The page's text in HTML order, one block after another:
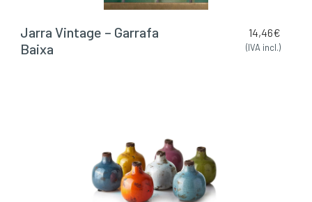
Jarra Vintage – Garrafa
Baixa
14,46€
(IVA incl.)